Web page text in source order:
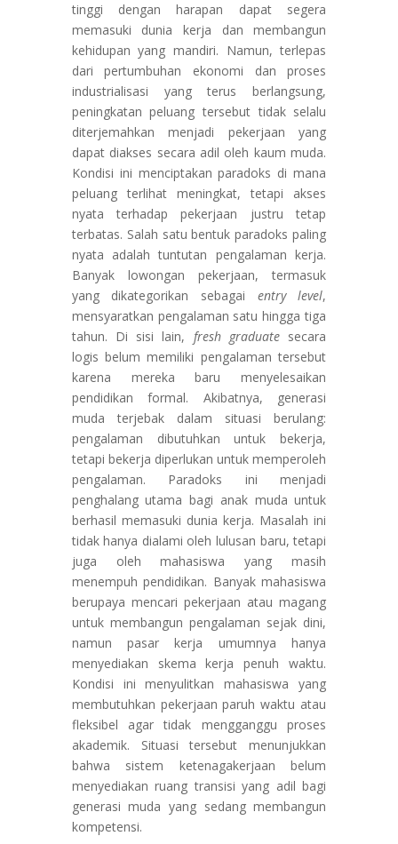
tinggi dengan harapan dapat segera
memasuki dunia kerja dan membangun
kehidupan yang mandiri. Namun, terlepas
dari pertumbuhan ekonomi dan proses
industrialisasi yang terus berlangsung,
peningkatan peluang tersebut tidak selalu
diterjemahkan menjadi pekerjaan yang
dapat diakses secara adil oleh kaum muda.
Kondisi ini menciptakan paradoks di mana
peluang terlihat meningkat, tetapi akses
nyata terhadap pekerjaan justru tetap
terbatas. Salah satu bentuk paradoks paling
nyata adalah tuntutan pengalaman kerja.
Banyak lowongan pekerjaan, termasuk
yang dikategorikan sebagai entry level,
mensyaratkan pengalaman satu hingga tiga
tahun. Di sisi lain, fresh graduate secara
logis belum memiliki pengalaman tersebut
karena mereka baru menyelesaikan
pendidikan formal. Akibatnya, generasi
muda terjebak dalam situasi berulang:
pengalaman dibutuhkan untuk bekerja,
tetapi bekerja diperlukan untuk memperoleh
pengalaman. Paradoks ini menjadi
penghalang utama bagi anak muda untuk
berhasil memasuki dunia kerja. Masalah ini
tidak hanya dialami oleh lulusan baru, tetapi
juga oleh mahasiswa yang masih
menempuh pendidikan. Banyak mahasiswa
berupaya mencari pekerjaan atau magang
untuk membangun pengalaman sejak dini,
namun pasar kerja umumnya hanya
menyediakan skema kerja penuh waktu.
Kondisi ini menyulitkan mahasiswa yang
membutuhkan pekerjaan paruh waktu atau
fleksibel agar tidak mengganggu proses
akademik. Situasi tersebut menunjukkan
bahwa sistem ketenagakerjaan belum
menyediakan ruang transisi yang adil bagi
generasi muda yang sedang membangun
kompetensi.